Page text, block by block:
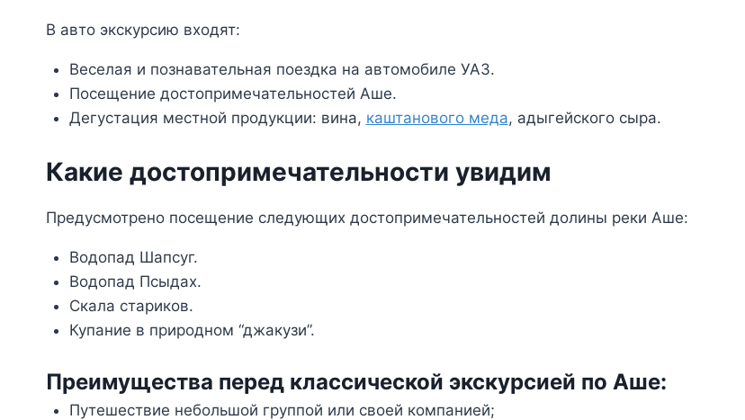
В авто экскурсию входят:
Веселая и познавательная поездка на автомобиле УАЗ.
Посещение достопримечательностей Аше.
Дегустация местной продукции: вина, каштанового меда, адыгейского сыра.
Какие достопримечательности увидим
Предусмотрено посещение следующих достопримечательностей долины реки Аше:
Водопад Шапсуг.
Водопад Псыдах.
Скала стариков.
Купание в природном “джакузи”.
Преимущества перед классической экскурсией по Аше:
Путешествие небольшой группой или своей компанией;